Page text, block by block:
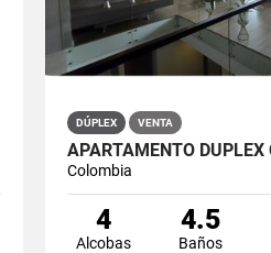
DÚPLEX VENTA
Colombia
4
Alcobas
4.5
Baños